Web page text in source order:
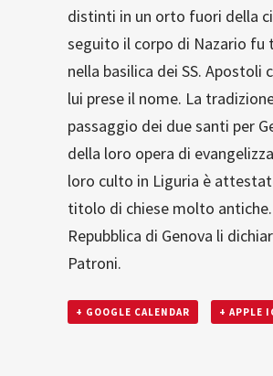
distinti in un orto fuori della
seguito il corpo di Nazario fu
nella basilica dei SS. Apostoli
lui prese il nome. La
passaggio dei due santi per
della loro opera di
loro culto in Liguria è
titolo di chiese molto
Repubblica di Genova li
Patroni.
+ GOOGLE CALENDAR + APPLE